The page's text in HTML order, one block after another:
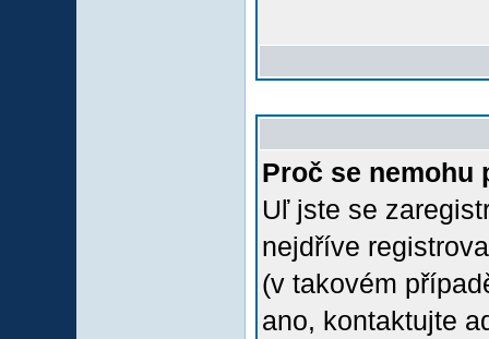
Proč se nemohu
Uľ jste se
nejdříve
(v takovém
ano, kontaktujte